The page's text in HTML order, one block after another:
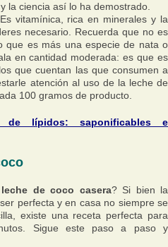
la ciencia así lo ha demostrado.
Es vitamínica, rica en minerales y la
necesario. Recuerda que no es
que es más una especie de nata o
en cantidad moderada: es que es
que cuentan las que consumen a
atención al uso de la leche de
100 gramos de producto.
de lípidos: saponificables e
leche de coco casera? Si bien la
perfecta y en casa no siempre se
existe una receta perfecta para
Sigue este paso a paso y